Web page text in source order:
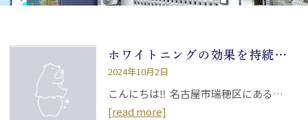
ホワイトニングの効果を持続させるには
2024年10月2日
こんにちは‼ 名古屋市瑞穂区にある…
[read more]